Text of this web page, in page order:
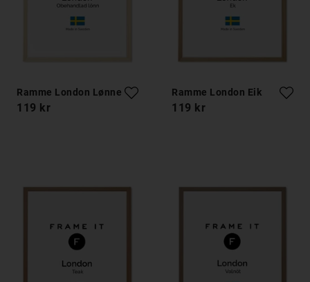
Ramme London Lønnetre
119 kr
Ramme London Eik
119 kr